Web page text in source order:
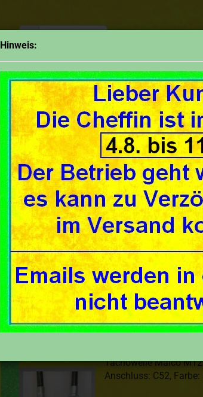
Hinweis:
EMAIL TELEFON SUCHE REPARATUREN
Startseite » Seilzüge/ Tachowellen (control & speedo
Maico
Sortieren nach 50 pro Seite
Tachowelle Maico
Anschluss: C52,